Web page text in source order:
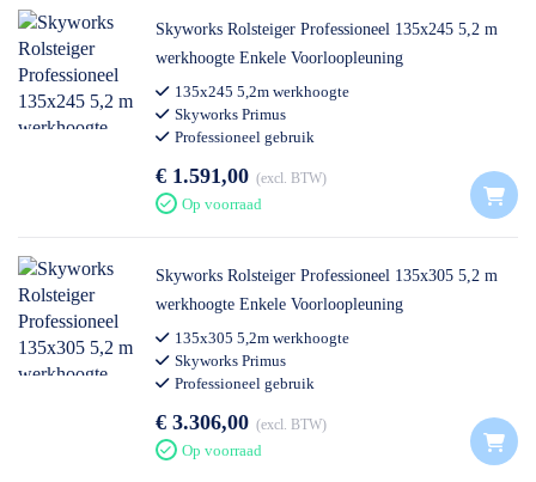
Skyworks Rolsteiger Professioneel 135x245 5,2 m
werkhoogte Enkele Voorloopleuning
135x245 5,2m werkhoogte
Skyworks Primus
Professioneel gebruik
€ 1.591,00 excl. BTW
Op voorraad
Skyworks Rolsteiger Professioneel 135x305 5,2 m
werkhoogte Enkele Voorloopleuning
135x305 5,2m werkhoogte
Skyworks Primus
Professioneel gebruik
€ 3.306,00 excl. BTW
Op voorraad